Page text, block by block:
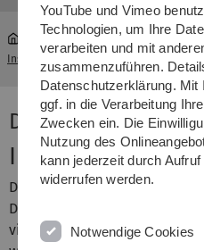
Institut für Theoretische Informatik
Datenkompression
Inhalt
Die Vorlesung ist eine
Datenkompression, in der
viele in der Praxis
YouTube und Vimeo
Technologien, um Ihre
verarbeiten und mit
zusammenzuführen.
Datenschutzerklärung. Mit
ggf. in die Verarbeitung
Zwecken ein. Die
Nutzung des
kann jederzeit durch
widerrufen werden.
Notwendige Cookies